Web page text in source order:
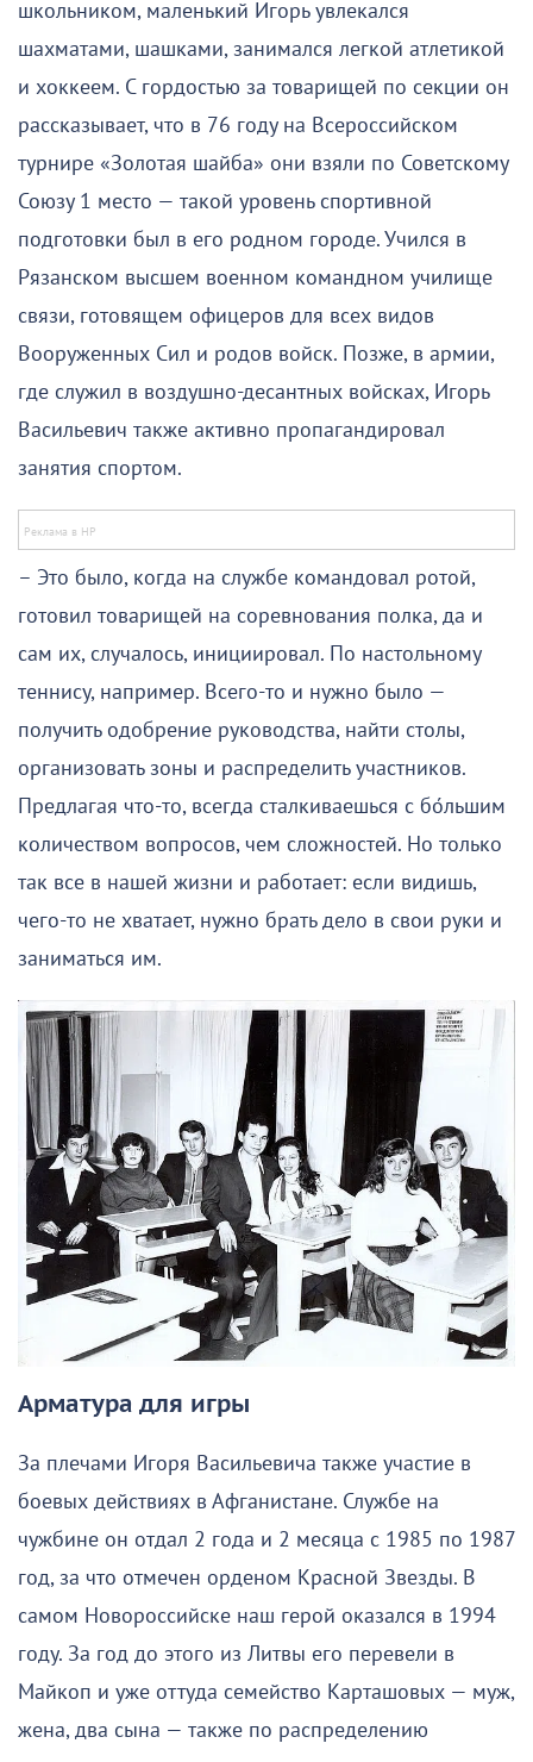
школьником, маленький Игорь увлекался
шахматами, шашками, занимался легкой атлетикой
и хоккеем. С гордостью за товарищей по секции он
рассказывает, что в 76 году на Всероссийском
турнире «Золотая шайба» они взяли по Советскому
Союзу 1 место — такой уровень спортивной
подготовки был в его родном городе. Учился в
Рязанском высшем военном командном училище
связи, готовящем офицеров для всех видов
Вооруженных Сил и родов войск. Позже, в армии,
где служил в воздушно-десантных войсках, Игорь
Васильевич также активно пропагандировал
занятия спортом.
– Это было, когда на службе командовал ротой,
готовил товарищей на соревнования полка, да и
сам их, случалось, инициировал. По настольному
теннису, например. Всего-то и нужно было —
получить одобрение руководства, найти столы,
организовать зоны и распределить участников.
Предлагая что-то, всегда сталкиваешься с бо́льшим
количеством вопросов, чем сложностей. Но только
так все в нашей жизни и работает: если видишь,
чего-то не хватает, нужно брать дело в свои руки и
заниматься им.
Арматура для игры
За плечами Игоря Васильевича также участие в
боевых действиях в Афганистане. Службе на
чужбине он отдал 2 года и 2 месяца с 1985 по 1987
год, за что отмечен орденом Красной Звезды. В
самом Новороссийске наш герой оказался в 1994
году. За год до этого из Литвы его перевели в
Майкоп и уже оттуда семейство Карташовых — муж,
жена, два сына — также по распределению